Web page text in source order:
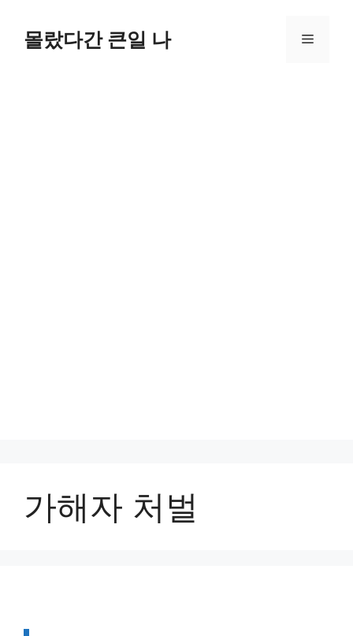
몰랐다간 큰일 나 메
가해자 처벌